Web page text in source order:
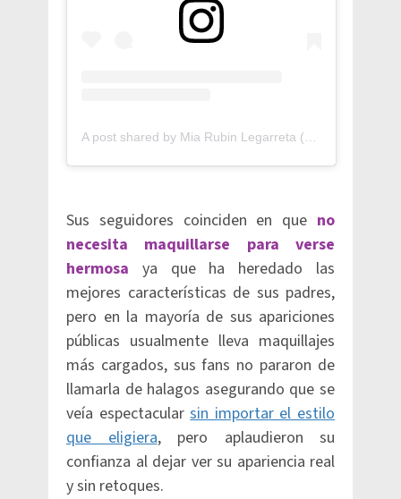
A post shared by Mia Rubin Legarreta (@miarubinlega)
Sus seguidores coinciden en que no
necesita maquillarse para verse
hermosa ya que ha heredado las
mejores características de sus padres,
pero en la mayoría de sus apariciones
públicas usualmente lleva maquillajes
más cargados, sus fans no pararon de
llamarla de halagos asegurando que se
veía espectacularsin importar el estilo
que eligiera, pero aplaudieron su
confianza al dejar ver su apariencia real
y sin retoques.